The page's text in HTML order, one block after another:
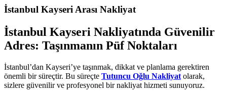
İstanbul Kayseri Arası Nakliyat
İstanbul Kayseri Nakliyatında Güvenilir
Adres: Taşınmanın Püf Noktaları
İstanbul’dan Kayseri’ye taşınmak, dikkat ve planlama gerektiren
önemli bir süreçtir. Bu süreçte Tutuncu Oğlu Nakliyat olarak,
sizlere güvenilir ve profesyonel bir nakliyat hizmeti sunuyoruz.